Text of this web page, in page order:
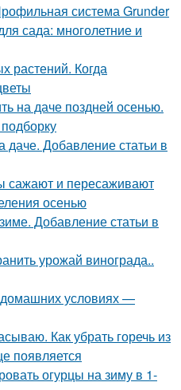
система Grunder
сада: многолетние и
растений. Когда
на даче поздней осенью.
даче. Добавление статьи в
сажают и пересаживают
осенью
Добавление статьи в
урожай винограда..
условиях —
Как убрать горечь из
появляется
огурцы на зиму в 1-